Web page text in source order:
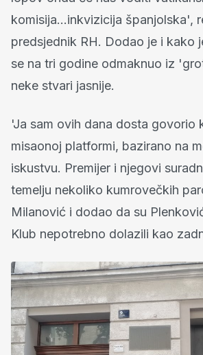
komisija...inkvizicija španjolska',
predsjednik RH. Dodao je i kako
se na tri godine odmaknuo iz
neke stvari jasnije.
'Ja sam ovih dana dosta govorio
misaonoj platformi, bazirano na
iskustvu. Premijer i njegovi
temelju nekoliko kumrovečkih
Milanović i dodao da su
Klub nepotrebno dolazili kao